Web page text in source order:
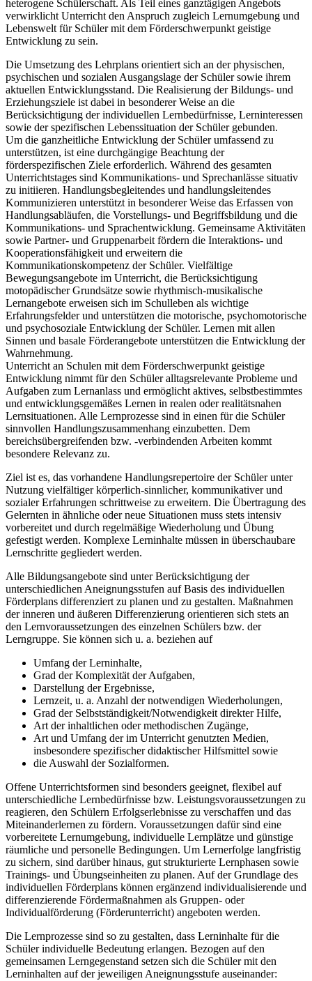
heterogene Schülerschaft. Als Teil eines ganztägigen Angebots
verwirklicht Unterricht den Anspruch zugleich Lernumgebung und
Lebenswelt für Schüler mit dem Förderschwerpunkt geistige
Entwicklung zu sein.
Die Umsetzung des Lehrplans orientiert sich an der physischen,
psychischen und sozialen Ausgangslage der Schüler sowie ihrem
aktuellen Entwicklungsstand. Die Realisierung der Bildungs- und
Erziehungsziele ist dabei in besonderer Weise an die
Berücksichtigung der individuellen Lernbedürfnisse, Lerninteressen
sowie der spezifischen Lebenssituation der Schüler gebunden.
Um die ganzheitliche Entwicklung der Schüler umfassend zu
unterstützen, ist eine durchgängige Beachtung der
förderspezifischen Ziele erforderlich. Während des gesamten
Unterrichtstages sind Kommunikations- und Sprechanlässe situativ
zu initiieren. Handlungsbegleitendes und handlungsleitendes
Kommunizieren unterstützt in besonderer Weise das Erfassen von
Handlungsabläufen, die Vorstellungs- und Begriffsbildung und die
Kommunikations- und Sprachentwicklung. Gemeinsame Aktivitäten
sowie Partner- und Gruppenarbeit fördern die Interaktions- und
Kooperationsfähigkeit und erweitern die
Kommunikationskompetenz der Schüler. Vielfältige
Bewegungsangebote im Unterricht, die Berücksichtigung
motopädischer Grundsätze sowie rhythmisch-musikalische
Lernangebote erweisen sich im Schulleben als wichtige
Erfahrungsfelder und unterstützen die motorische, psychomotorische
und psychosoziale Entwicklung der Schüler. Lernen mit allen
Sinnen und basale Förderangebote unterstützen die Entwicklung der
Wahrnehmung.
Unterricht an Schulen mit dem Förderschwerpunkt geistige
Entwicklung nimmt für den Schüler alltagsrelevante Probleme und
Aufgaben zum Lernanlass und ermöglicht aktives, selbstbestimmtes
und entwicklungsgemäßes Lernen in realen oder realitätsnahen
Lernsituationen. Alle Lernprozesse sind in einen für die Schüler
sinnvollen Handlungszusammenhang einzubetten. Dem
bereichsübergreifenden bzw. -verbindenden Arbeiten kommt
besondere Relevanz zu.
Ziel ist es, das vorhandene Handlungsrepertoire der Schüler unter
Nutzung vielfältiger körperlich-sinnlicher, kommunikativer und
sozialer Erfahrungen schrittweise zu erweitern. Die Übertragung des
Gelernten in ähnliche oder neue Situationen muss stets intensiv
vorbereitet und durch regelmäßige Wiederholung und Übung
gefestigt werden. Komplexe Lerninhalte müssen in überschaubare
Lernschritte gegliedert werden.
Alle Bildungsangebote sind unter Berücksichtigung der
unterschiedlichen Aneignungsstufen auf Basis des individuellen
Förderplans differenziert zu planen und zu gestalten. Maßnahmen
der inneren und äußeren Differenzierung orientieren sich stets an
den Lernvoraussetzungen des einzelnen Schülers bzw. der
Lerngruppe. Sie können sich u. a. beziehen auf
Umfang der Lerninhalte,
Grad der Komplexität der Aufgaben,
Darstellung der Ergebnisse,
Lernzeit, u. a. Anzahl der notwendigen Wiederholungen,
Grad der Selbstständigkeit/Notwendigkeit direkter Hilfe,
Art der inhaltlichen oder methodischen Zugänge,
Art und Umfang der im Unterricht genutzten Medien,
insbesondere spezifischer didaktischer Hilfsmittel sowie
die Auswahl der Sozialformen.
Offene Unterrichtsformen sind besonders geeignet, flexibel auf
unterschiedliche Lernbedürfnisse bzw. Leistungsvoraussetzungen zu
reagieren, den Schülern Erfolgserlebnisse zu verschaffen und das
Miteinanderlernen zu fördern. Voraussetzungen dafür sind eine
vorbereitete Lernumgebung, individuelle Lernplätze und günstige
räumliche und personelle Bedingungen. Um Lernerfolge langfristig
zu sichern, sind darüber hinaus, gut strukturierte Lernphasen sowie
Trainings- und Übungseinheiten zu planen. Auf der Grundlage des
individuellen Förderplans können ergänzend individualisierende und
differenzierende Fördermaßnahmen als Gruppen- oder
Individualförderung (Förderunterricht) angeboten werden.
Die Lernprozesse sind so zu gestalten, dass Lerninhalte für die
Schüler individuelle Bedeutung erlangen. Bezogen auf den
gemeinsamen Lerngegenstand setzen sich die Schüler mit den
Lerninhalten auf der jeweiligen Aneignungsstufe auseinander: